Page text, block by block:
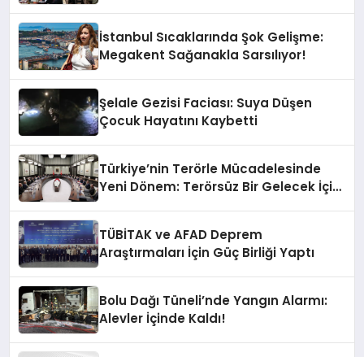
İstanbul Sıcaklarında Şok Gelişme:
Megakent Sağanakla Sarsılıyor!
Şelale Gezisi Faciası: Suya Düşen
Çocuk Hayatını Kaybetti
Türkiye’nin Terörle Mücadelesinde
Yeni Dönem: Terörsüz Bir Gelecek İçin
TÜBİTAK ve AFAD Deprem
Araştırmaları İçin Güç Birliği Yaptı
Bolu Dağı Tüneli’nde Yangın Alarmı:
Alevler İçinde Kaldı!